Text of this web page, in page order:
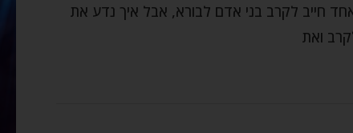
חייב לקרב בני אדם לבורא, אבל איך נדע את
ואת